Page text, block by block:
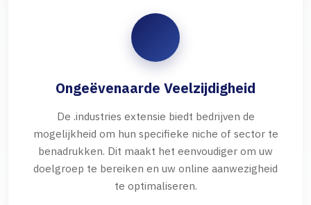
Ongeëvenaarde Veelzijdigheid
De .industries extensie biedt bedrijven de
mogelijkheid om hun specifieke niche of sector te
benadrukken. Dit maakt het eenvoudiger om uw
doelgroep te bereiken en uw online aanwezigheid
te optimaliseren.